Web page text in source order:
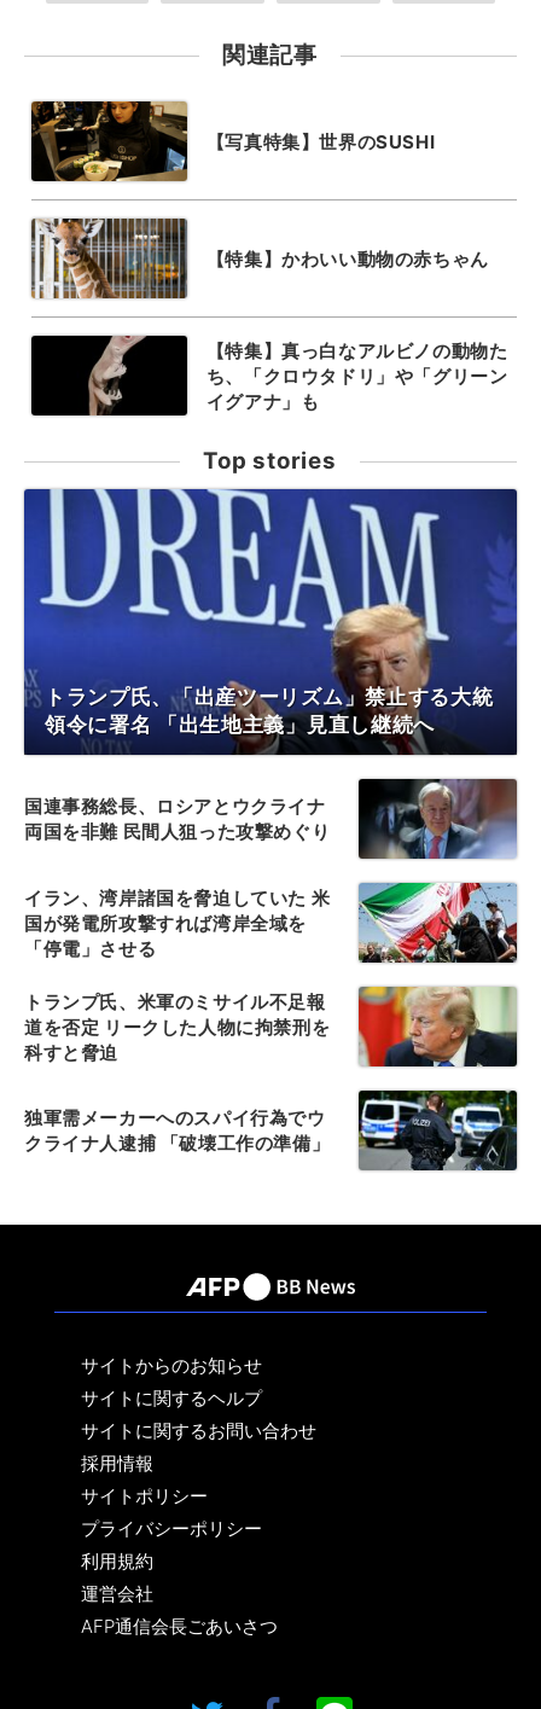
関連記事
【写真特集】世界のSUSHI
【特集】かわいい動物の赤ちゃん
【特集】真っ白なアルビノの動物た
ち、「クロウタドリ」や「グリーン
イグアナ」も
Top stories
トランプ氏、「出産ツーリズム」禁止する大統
領令に署名 「出生地主義」見直し継続へ
国連事務総長、ロシアとウクライナ
両国を非難 民間人狙った攻撃めぐり
イラン、湾岸諸国を脅迫していた 米
国が発電所攻撃すれば湾岸全域を
「停電」させる
トランプ氏、米軍のミサイル不足報
道を否定 リークした人物に拘禁刑を
科すと脅迫
独軍需メーカーへのスパイ行為でウ
クライナ人逮捕 「破壊工作の準備」
サイトからのお知らせ
サイトに関するヘルプ
サイトに関するお問い合わせ
採用情報
サイトポリシー
プライバシーポリシー
利用規約
運営会社
AFP通信会長ごあいさつ